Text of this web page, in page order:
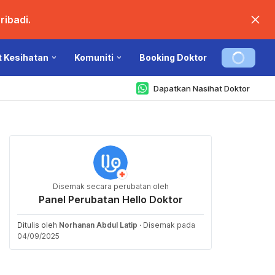
Kesihatan Komuniti Booking Doktor
Dapatkan Nasihat Doktor
Disemak secara perubatan oleh
Panel Perubatan Hello Doktor
Ditulis oleh Norhanan Abdul Latip · Disemak pada
04/09/2025